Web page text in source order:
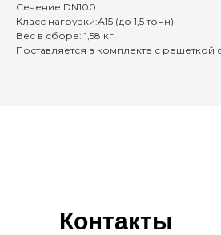
Сечение:DN100
Класс нагрузки:А15 (до 1,5 тонн)
Вес в сборе: 1,58 кг.
Поставляется в комплекте с решеткой
Контакты